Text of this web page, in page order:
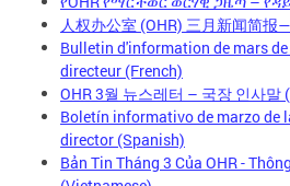
人权办公室 (OHR) 三月新闻简报
Bulletin d'information de mars de
directeur (French)
OHR 3월 뉴스레터 – 국장 인사말
Boletín informativo de marzo de
director (Spanish)
Bản Tin Tháng 3 Của OHR -